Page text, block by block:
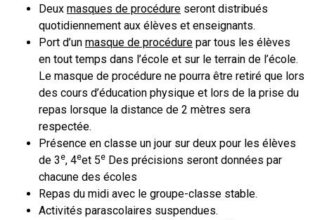
Deux masques de procédure seront distribués
quotidiennement aux élèves et enseignants.
Port d’un masque de procédure par tous les élèves
en tout temps dans l’école et sur le terrain de l’école.
Le masque de procédure ne pourra être retiré que lors
des cours d’éducation physique et lors de la prise du
repas lorsque la distance de 2 mètres sera
respectée.
Présence en classe un jour sur deux pour les élèves
de 3e, 4eet 5e Des précisions seront données par
chacune des écoles
Repas du midi avec le groupe-classe stable.
Activités parascolaires suspendues.